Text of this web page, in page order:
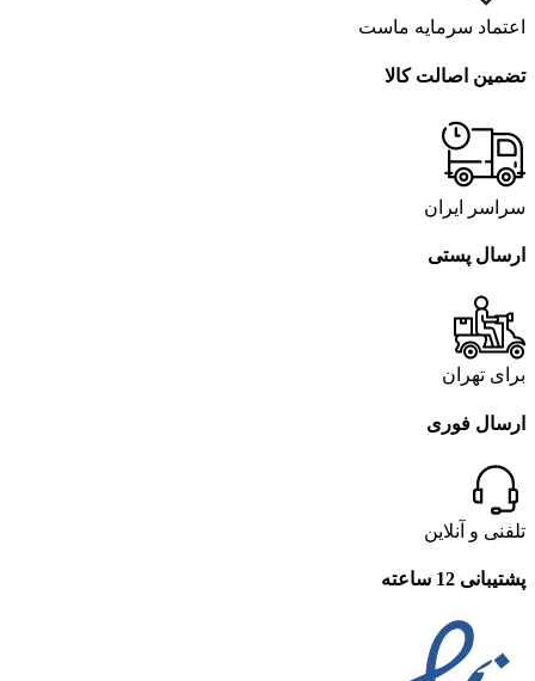
اعتماد سرمایه ماست
تضمین اصالت کالا
سراسر ایران
ارسال پستی
برای تهران
ارسال فوری
تلفنی و آنلاین
پشتیبانی 12 ساعته